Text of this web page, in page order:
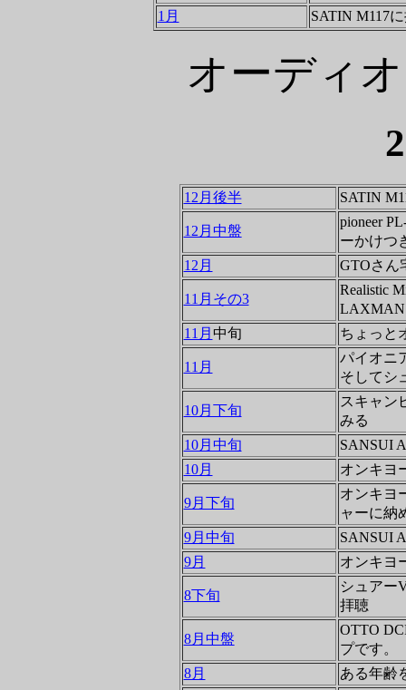
1月
SATIN M117
オーディ
12月後半 SATIN
12月中盤
pioneer
ーかけつ
12月
GTOさん
11月その3
Realistic
LAXMAN
11月 中旬 ちょっと
11月
パイオニ
そしてシ
10月下旬
スキャン
みる
10月中旬
SANSUI
10月
オンキヨ
9月下旬
オンキヨ
ャーに納
9月中旬
SANSUI
9月
オンキヨ
8下旬
シュアー
拝聴
8月中盤
OTTO
プです。
8月
ある年齢